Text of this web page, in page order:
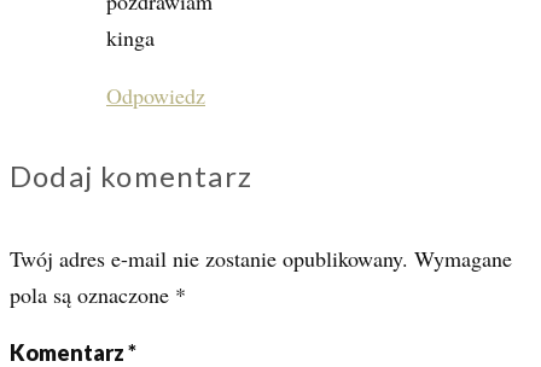
kinga
Odpowiedz
Dodaj komentarz
Twój adres e-mail nie zostanie opublikowany. Wymagane
pola są oznaczone *
Komentarz*